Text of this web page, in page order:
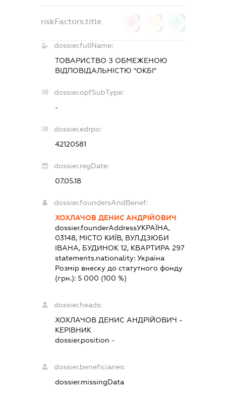
riskFactors.title
dossier.fullName:
ТОВАРИСТВО З ОБМЕЖЕНОЮ
ВІДПОВІДАЛЬНІСТЮ "ОКБІ"
dossier.opfSubType:
-
dossier.edrpo:
42120581
dossier.regDate:
07.05.18
dossier.foundersAndBenef:
ХОХЛАЧОВ ДЕНИС АНДРІЙОВИЧ
dossier.founderAddressУКРАЇНА,
03148, МІСТО КИЇВ, ВУЛ.ДЗЮБИ
ІВАНА, БУДИНОК 12, КВАРТИРА 297
statements.nationality: Україна
Розмір внеску до статутного фонду
(грн.): 5 000 (100 %)
dossier.heads:
ХОХЛАЧОВ ДЕНИС АНДРІЙОВИЧ -
КЕРІВНИК
dossier.position -
dossier.beneficiaries:
dossier.missingData